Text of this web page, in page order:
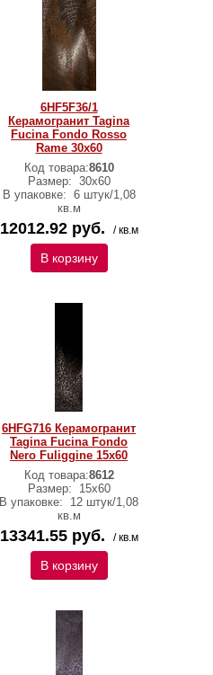
6HF5F36/1
Керамогранит Tagina
Fucina Fondo Rosso
Rame 30x60
Код товара:8610
Размер: 30x60
В упаковке: 6 штук/1,08
кв.м
12012.92 руб. / кв.м
В корзину
6HFG716 Керамогранит
Tagina Fucina Fondo
Nero Fuliggine 15x60
Код товара:8612
Размер:
15x60
В упаковке:
12 штук/1,08
кв.м
13341.55 руб. / кв.м
В корзину